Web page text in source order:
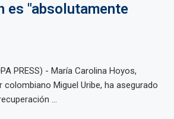
es "absolutamente
PRESS) - María Carolina Hoyos,
colombiano Miguel Uribe, ha asegurado
...